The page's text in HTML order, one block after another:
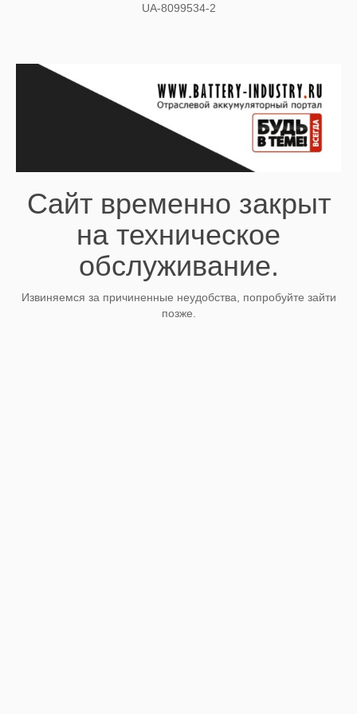
UA-8099534-2
Сайт временно закрыт
на техническое
обслуживание.
Извиняемся за причиненные неудобства, попробуйте зайти
позже.